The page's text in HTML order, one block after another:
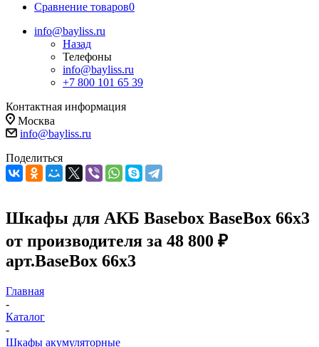
Сравнение товаров0
info@bayliss.ru
Назад
Телефоны
info@bayliss.ru
+7 800 101 65 39
Контактная информация
Москва
info@bayliss.ru
Поделиться
Шкафы для АКБ Basebox BaseBox 66x3
от производителя за 48 800 ₽
арт.BaseBox 66x3
Главная
-
Каталог
-
Шкафы акумуляторные